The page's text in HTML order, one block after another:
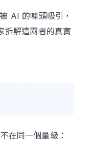
AI 的噱頭吸引，
拆解這兩者的真實
在同一個量級：